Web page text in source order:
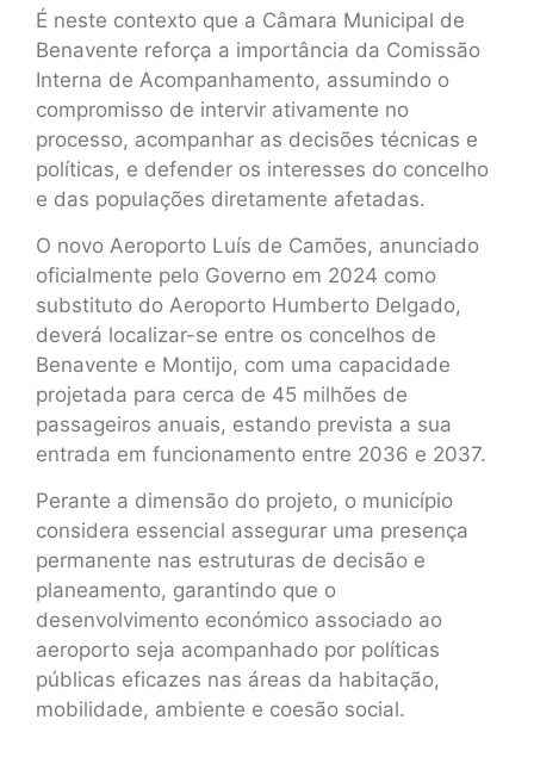
É neste contexto que a Câmara Municipal de
Benavente reforça a importância da Comissão
Interna de Acompanhamento, assumindo o
compromisso de intervir ativamente no
processo, acompanhar as decisões técnicas e
políticas, e defender os interesses do concelho
e das populações diretamente afetadas.
O novo Aeroporto Luís de Camões, anunciado
oficialmente pelo Governo em 2024 como
substituto do Aeroporto Humberto Delgado,
deverá localizar-se entre os concelhos de
Benavente e Montijo, com uma capacidade
projetada para cerca de 45 milhões de
passageiros anuais, estando prevista a sua
entrada em funcionamento entre 2036 e 2037.
Perante a dimensão do projeto, o município
considera essencial assegurar uma presença
permanente nas estruturas de decisão e
planeamento, garantindo que o
desenvolvimento económico associado ao
aeroporto seja acompanhado por políticas
públicas eficazes nas áreas da habitação,
mobilidade, ambiente e coesão social.